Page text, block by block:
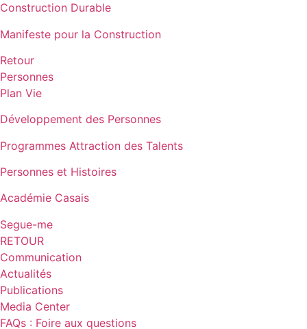
Construction Durable
Manifeste pour la Construction
Retour
Personnes
Plan Vie
Développement des Personnes
Programmes Attraction des Talents
Personnes et Histoires
Académie Casais
Segue-me
RETOUR
Communication
Actualités
Publications
Media Center
FAQs : Foire aux questions